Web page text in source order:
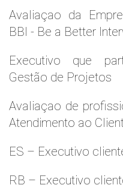
Avaliaçao da
BBI - Be a Better
Executivo que
Gestão de Projetos
Avaliaçao de
Atendimento ao
ES – Executivo
RB – Executivo